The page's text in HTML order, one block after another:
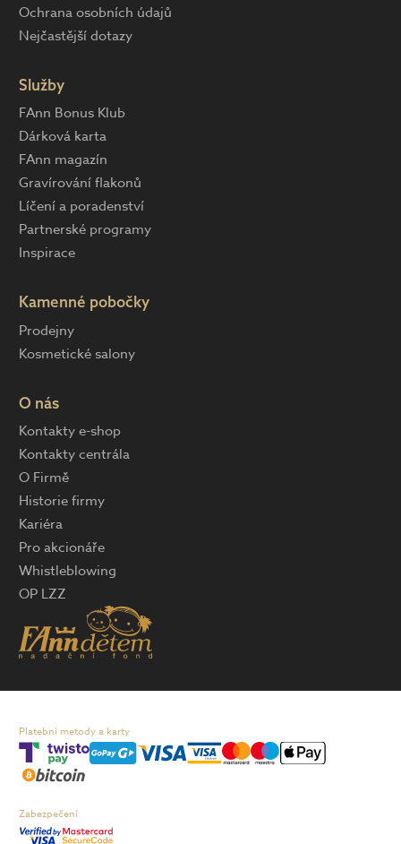
Ochrana osobních údajů
Nejčastější dotazy
Služby
FAnn Bonus Klub
Dárková karta
FAnn magazín
Gravírování flakonů
Líčení a poradenství
Partnerské programy
Inspirace
Kamenné pobočky
Prodejny
Kosmetické salony
O nás
Kontakty e-shop
Kontakty centrála
O Firmě
Historie firmy
Kariéra
Pro akcionáře
Whistleblowing
OP LZZ
Platební metody a karty
Zabezpečení